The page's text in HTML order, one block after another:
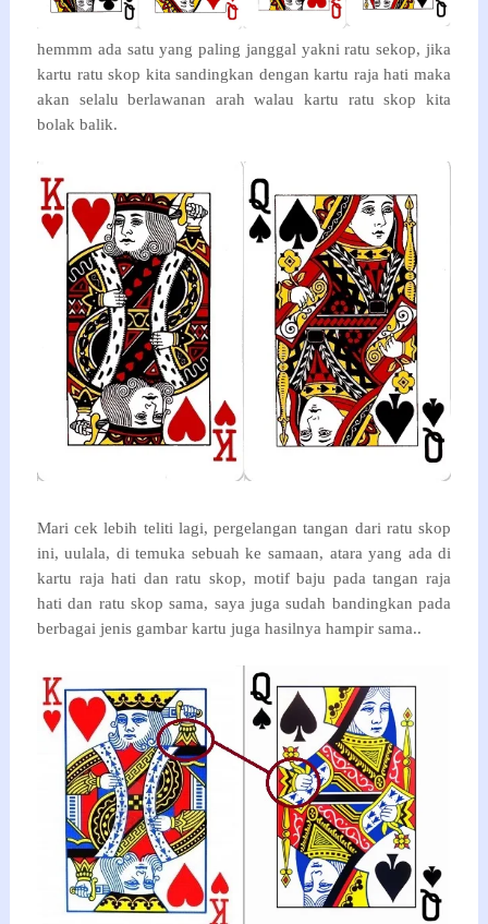
hemmm ada satu yang paling janggal yakni ratu sekop, jika
kartu ratu skop kita sandingkan dengan kartu raja hati maka
akan selalu berlawanan arah walau kartu ratu skop kita
bolak balik.
Mari cek lebih teliti lagi, pergelangan tangan dari ratu skop
ini, uulala, di temuka sebuah ke samaan, atara yang ada di
kartu raja hati dan ratu skop, motif baju pada tangan raja
hati dan ratu skop sama, saya juga sudah bandingkan pada
berbagai jenis gambar kartu juga hasilnya hampir sama..